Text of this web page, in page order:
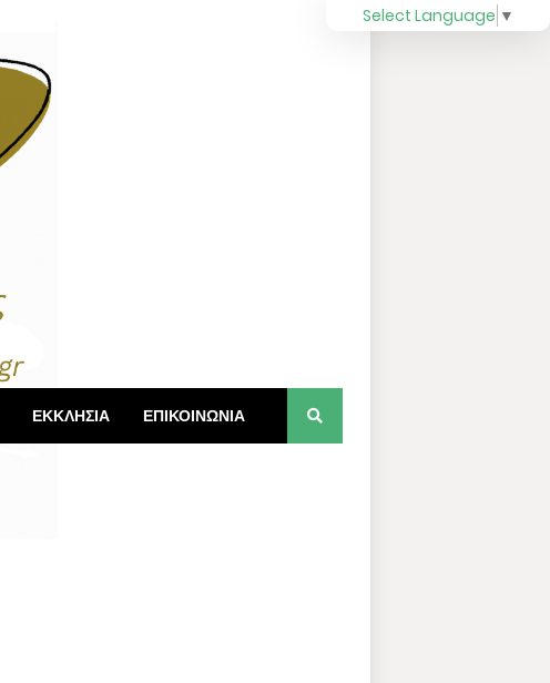
ΕΚΚΛΗΣΙΑ ΕΠΙΚΟΙΝΩΝΙΑ
Select Language ▼